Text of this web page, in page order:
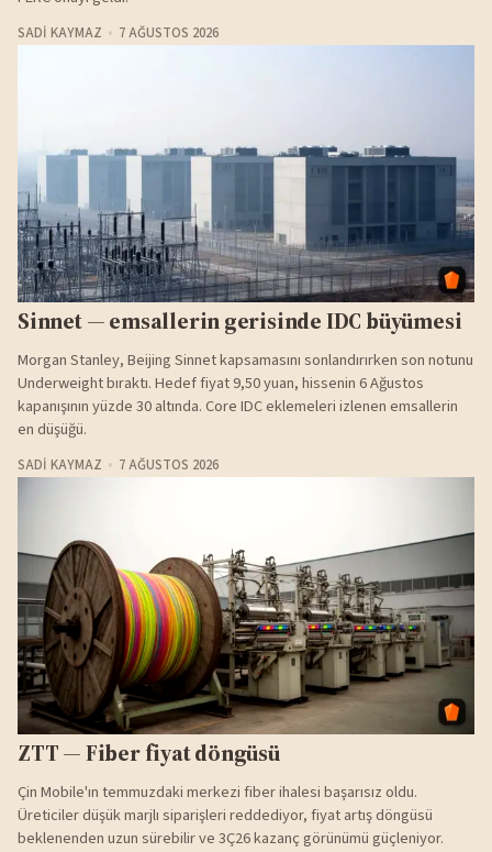
SADI KAYMAZ 7 AĞUSTOS 2026
Sinnet — emsallerin gerisinde IDC büyümesi
Morgan Stanley, Beijing Sinnet kapsamasını sonlandırırken son notunu
Underweight bıraktı. Hedef fiyat 9,50 yuan, hissenin 6 Ağustos
kapanışının yüzde 30 altında. Core IDC eklemeleri izlenen emsallerin
en düşüğü.
SADI KAYMAZ 7 AĞUSTOS 2026
ZTT — Fiber fiyat döngüsü
Çin Mobile'ın temmuzdaki merkezi fiber ihalesi başarısız oldu.
Üreticiler düşük marjlı siparişleri reddediyor, fiyat artış döngüsü
beklenenden uzun sürebilir ve 3Ç26 kazanç görünümü güçleniyor.